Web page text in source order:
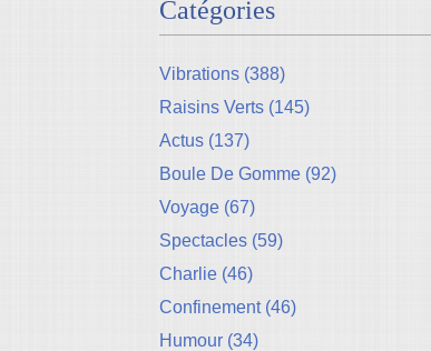
Catégories
Vibrations (388)
Raisins Verts (145)
Actus (137)
Boule De Gomme (92)
Voyage (67)
Spectacles (59)
Charlie (46)
Confinement(46)
Humour (34)